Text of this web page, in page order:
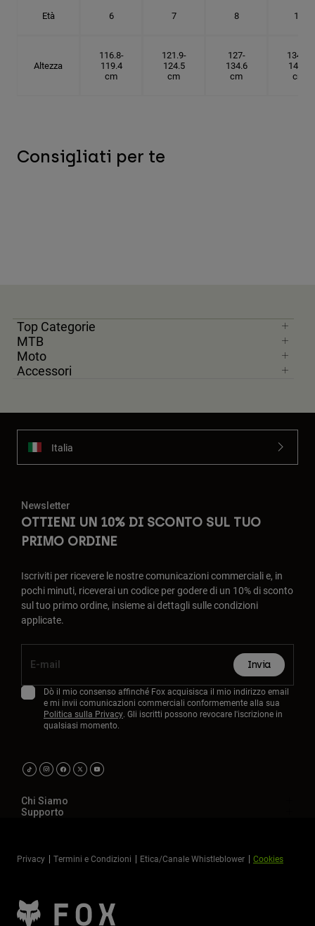
Età 6 7 8 10
Altezza
116.8-
119.4
cm
121.9-
124.5
cm
127-
134.6
cm
134.6-
142.2
cm
Consigliati per te
Top Categorie
MTB
Moto
Accessori
Italia
Newsletter
OTTIENI UN 10% DI SCONTO SUL TUO
PRIMO ORDINE
Iscriviti per ricevere le nostre comunicazioni commerciali e, in
pochi minuti, riceverai un codice per godere di un 10% di sconto
sul tuo primo ordine, insieme ai dettagli sulle condizioni
applicate.
Invia
Dò il mio consenso affinché Fox acquisisca il mio indirizzo email
e mi invii comunicazioni commerciali conformemente alla sua
Politica sulla Privacy. Gli iscritti possono revocare l'iscrizione in
qualsiasi momento.
Chi Siamo
Supporto
Privacy Termini e Condizioni Etica/Canale Whistleblower Cookies